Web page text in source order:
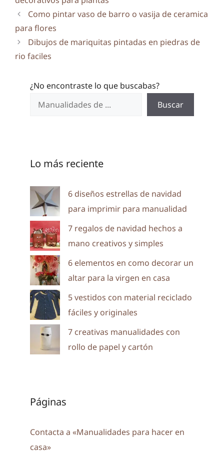
Como pintar vaso de barro o vasija de ceramica
para flores
Dibujos de mariquitas pintadas en piedras de
rio faciles
¿No encontraste lo que buscabas?
Buscar
Lo más reciente
6 diseños estrellas de navidad
para imprimir para manualidad
7 regalos de navidad hechos a
mano creativos y simples
6 elementos en como decorar un
altar para la virgen en casa
5 vestidos con material reciclado
fáciles y originales
7 creativas manualidades con
rollo de papel y cartón
Páginas
Contacta a «Manualidades para hacer en
casa»